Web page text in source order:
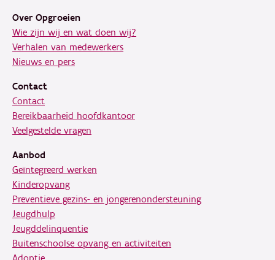
Over Opgroeien
Wie zijn wij en wat doen wij?
Verhalen van medewerkers
Nieuws en pers
Contact
Contact
Bereikbaarheid hoofdkantoor
Veelgestelde vragen
Aanbod
Geïntegreerd werken
Kinderopvang
Preventieve gezins- en jongerenondersteuning
Jeugdhulp
Jeugddelinquentie
Buitenschoolse opvang en activiteiten